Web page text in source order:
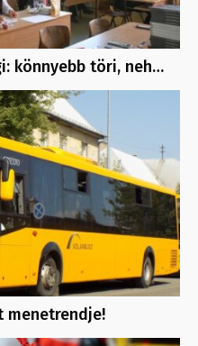
könnyebb töri, neh…
menetrendje!